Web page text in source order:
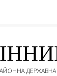
ДЕРЖАВНА